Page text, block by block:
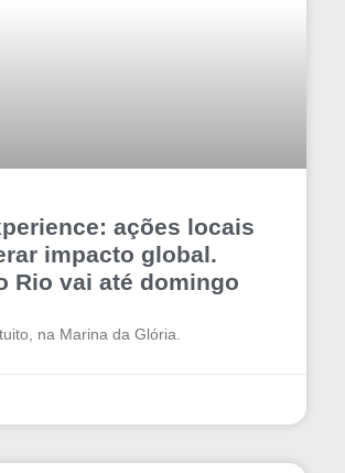
ações locais
impacto global.
Rio vai até domingo
na Marina da Glória.